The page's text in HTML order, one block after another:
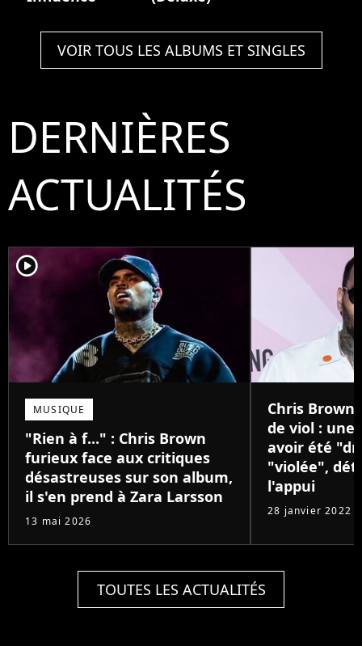
VOIR TOUS LES ALBUMS ET SINGLES
DERNIÈRES
ACTUALITÉS
player2
MUSIQUE
"Rien à f..." : Chris Brown
furieux face aux critiques
désastreuses sur son album,
il s'en prend à Zara Larsson
13 mai 2026
Chris Brown
de viol : une
avoir été
"violée",
l'appui
28 janvier 2022
TOUTES LES ACTUALITÉS